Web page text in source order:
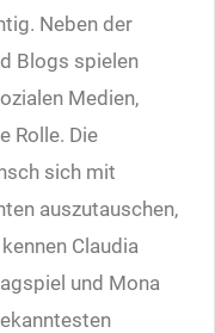
Neben der
Blogs spielen
Medien,
Rolle. Die
sich mit
auszutauschen,
Claudia
und Mona